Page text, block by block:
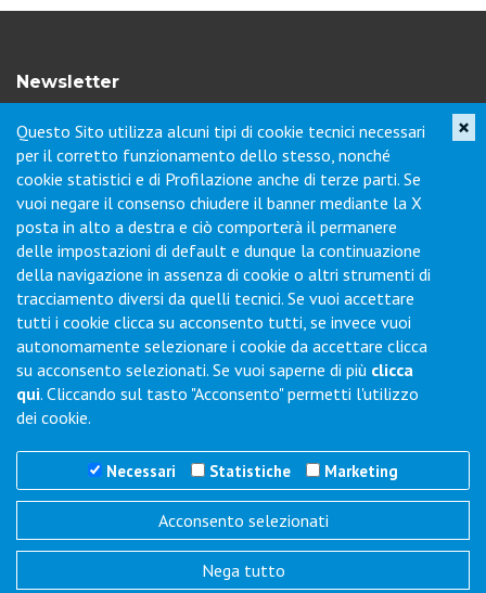
Newsletter
Iscriviti per ricevere novità di prodotto, servizi, porte aperte e
offerte dei nostri punti vendita.
Contatti
Via Collodi, 1 - Loc. Chiano - 50028 Barberino Tavarnelle (FI) -
Italy
Tel.+39 0577-6501Fax+39 0577-650216
Commenti / Richieste
Trigano Servizi S.r.l.
REA N° SI 143123 - Cap. Soc. 100.000 i.v.
Questo Sito utilizza alcuni tipi di cookie tecnici necessari
per il corretto funzionamento dello stesso, nonché
cookie statistici e di Profilazione anche di terze parti. Se
vuoi negare il consenso chiudere il banner mediante la X
posta in alto a destra e ciò comporterà il permanere
delle impostazioni di default e dunque la continuazione
della navigazione in assenza di cookie o altri strumenti di
tracciamento diversi da quelli tecnici. Se vuoi accettare
tutti i cookie clicca su acconsento tutti, se invece vuoi
autonomamente selezionare i cookie da accettare clicca
su acconsento selezionati. Se vuoi saperne di più clicca
qui. Cliccando sul tasto "Acconsento" permetti l'utilizzo
dei cookie.
Necessari Statistiche Marketing
Acconsento selezionati
Nega tutto
×